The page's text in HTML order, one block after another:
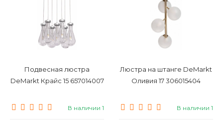
Подвесная люстра
DeMarkt Крайс 15 657014007
В наличии 1
Люстра на штанге DeMarkt
Оливия 17 306015404
В наличии 1